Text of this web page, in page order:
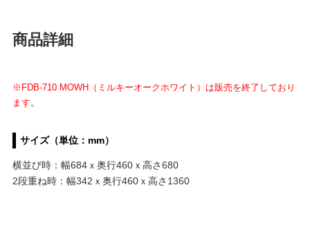
商品詳細
※FDB-710 MOWH（ミルキーオークホワイト）は販売を終了しており
ます。
サイズ（単位：mm）
横並び時：幅684ｘ奥行460ｘ高さ680
2段重ね時：幅342ｘ奥行460ｘ高さ1360